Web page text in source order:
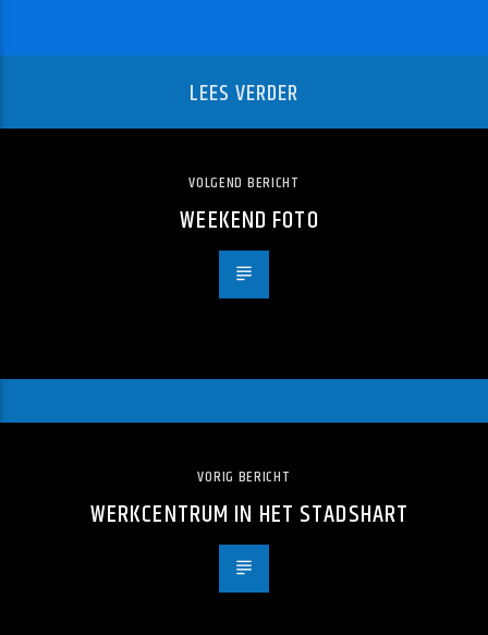
LEES VERDER
VOLGEND BERICHT
WEEKEND FOTO
VORIG BERICHT
WERKCENTRUM IN HET STADSHART